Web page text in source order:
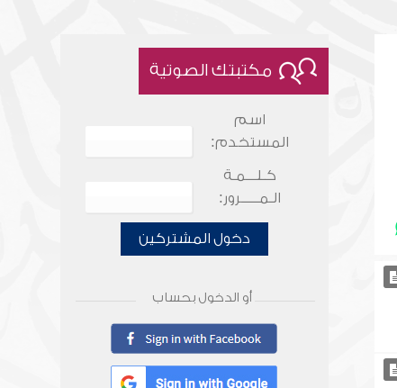
مكتبتك الصوتية
اسم
المستخدم:
كـلـــمـة
الـمـــــرور:
دخول المشتركين
أو الدخول بحساب